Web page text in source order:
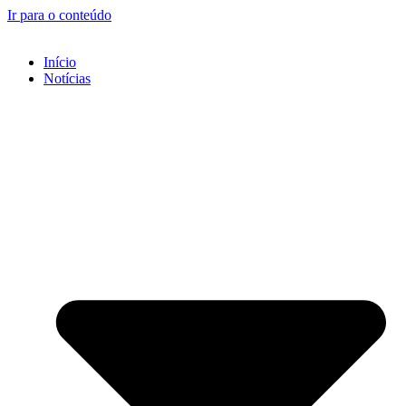
Ir para o conteúdo
Início
Notícias